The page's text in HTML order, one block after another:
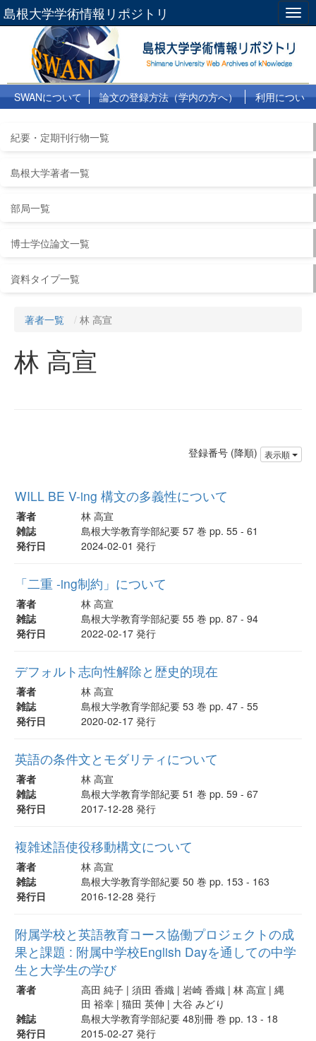
島根大学学術情報リポジトリ
SWANについて 論文の登録方法（学内の方へ）
利用につい
紀要・定期刊行物一覧
島根大学著者一覧
部局一覧
博士学位論文一覧
資料タイプ一覧
著者一覧 林 高宣
林 高宣
登録番号 (降順) 表示順
WILL BE V-ing 構文の多義性について
著者
林 高宣
雑誌
島根大学教育学部紀要 57 巻 pp. 55 - 61
発行日
2024-02-01 発行
「二重 -ing制約」について
著者
林 高宣
雑誌
島根大学教育学部紀要 55 巻 pp. 87 - 94
発行日
2022-02-17 発行
デフォルト志向性解除と歴史的現在
著者
林 高宣
雑誌
島根大学教育学部紀要 53 巻 pp. 47 - 55
発行日
2020-02-17 発行
英語の条件文とモダリティについて
著者
林 高宣
雑誌
島根大学教育学部紀要 51 巻 pp. 59 - 67
発行日
2017-12-28 発行
複雑述語使役移動構文について
著者
林 高宣
雑誌
島根大学教育学部紀要 50 巻 pp. 153 - 163
発行日
2016-12-28 発行
附属学校と英語教育コース協働プロジェクトの成
果と課題 : 附属中学校English Dayを通しての中学
生と大学生の学び
著者
高田 純子 | 須田 香織 | 岩崎 香織 | 林 高宣 | 縄
田 裕幸 | 猫田 英伸 | 大谷 みどり
雑誌
島根大学教育学部紀要 48別冊 巻 pp. 13 - 18
発行日
2015-02-27 発行